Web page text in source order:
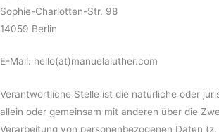
Sophie-Charlotten-Str. 98
14059 Berlin
E-Mail: hello(at)manuelaluther.com
Verantwortliche Stelle ist die natürliche oder
allein oder gemeinsam mit anderen über die
Verarbeitung von personenbezogenen Daten